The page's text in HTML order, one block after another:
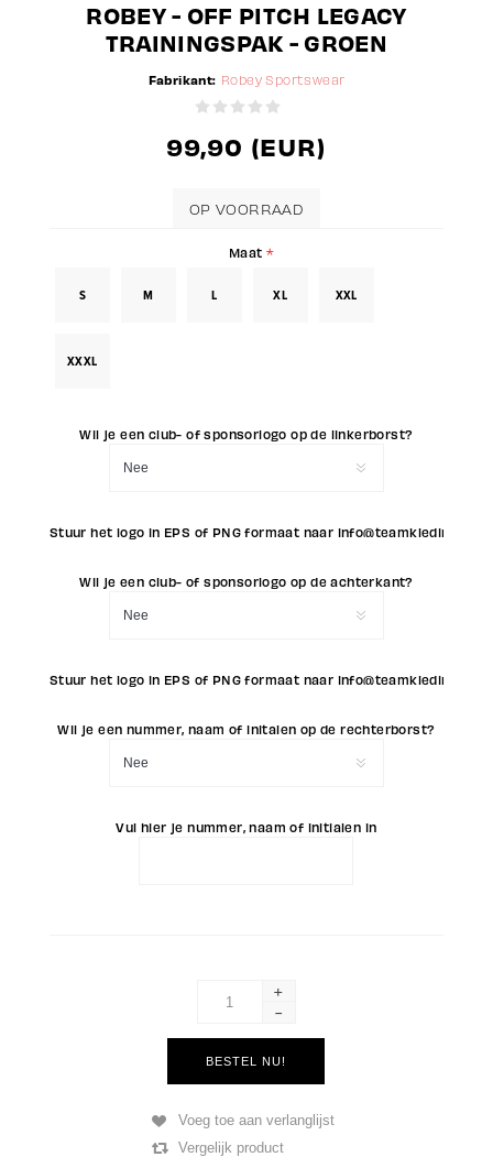
ROBEY - OFF PITCH LEGACY
TRAININGSPAK - GROEN
Fabrikant: Robey Sportswear
99,90 (EUR)
OP VOORRAAD
Maat *
S M L XL XXL
XXXL
Wil je een club- of sponsorlogo op de linkerborst?
Stuur het logo in EPS of PNG formaat naar info@teamkleding.eu
Wil je een club- of sponsorlogo op de achterkant?
Stuur het logo in EPS of PNG formaat naar info@teamkleding.eu
Wil je een nummer, naam of initalen op de rechterborst?
Vul hier je nummer, naam of initialen in
+
-